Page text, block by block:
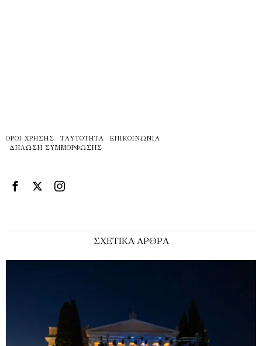
ΌΡΟΙ ΧΡΉΣΗΣ ΤΑΥΤΌΤΗΤΑ
ΕΠΙΚΟΙΝΩΝΊΑ
ΔΉΛΩΣΗ ΣΥΜΜΌΡΦΩΣΗΣ
ΣΧΕΤΙΚΑ ΑΡΘΡΑ